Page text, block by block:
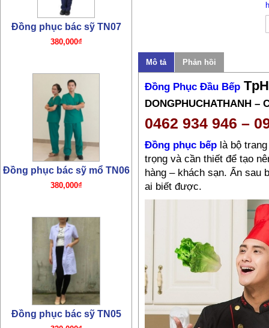
Mô tả Phản hồi
Đồng Phục Đầu Bếp
DONGPHUCHATHANH –
0462 934 946 –
Đồng phục bếp là bộ
trọng và cần thiết để tạo
hàng – khách sạn. Ẩn sau
ai biết được.
Đồng phục bác sỹ TN07
380,000₫
Đồng phục bác sỹ mổ TN06
380,000₫
Đồng phục bác sỹ TN05
320,000₫